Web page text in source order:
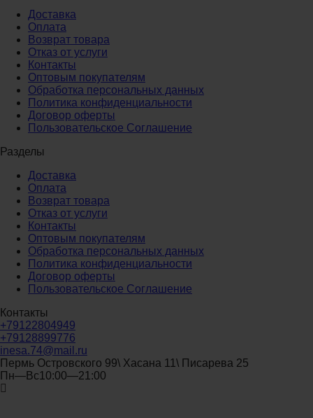
Доставка
Оплата
Возврат товара
Отказ от услуги
Контакты
Оптовым покупателям
Обработка персональных данных
Политика конфиденциальности
Договор оферты
Пользовательское Соглашение
Разделы
Доставка
Оплата
Возврат товара
Отказ от услуги
Контакты
Оптовым покупателям
Обработка персональных данных
Политика конфиденциальности
Договор оферты
Пользовательское Соглашение
Контакты
+79122804949
+79128899776
inesa.74@mail.ru
Пермь Островского 99\ Хасана 11\ Писарева 25
Пн—Вс10:00—21:00